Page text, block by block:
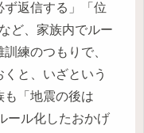
ず返信する」「位
ど、家族内でルー
練のつもりで、
と、いざという
も「地震の後は
ール化したおかげ